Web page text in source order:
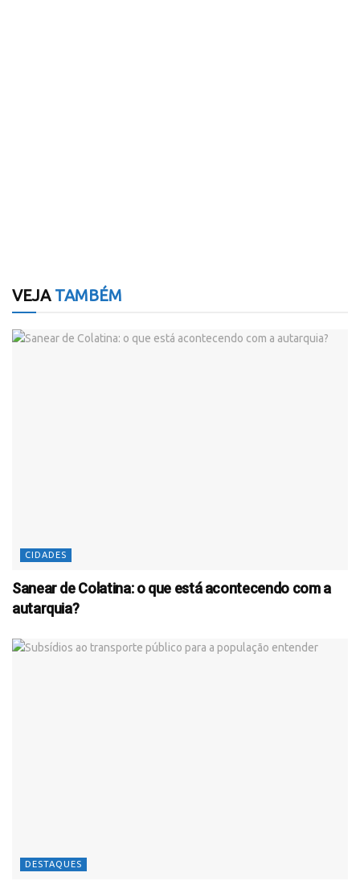
VEJATAMBÉM
CIDADES
Sanear de Colatina: o que está acontecendo com a
autarquia?
DESTAQUES